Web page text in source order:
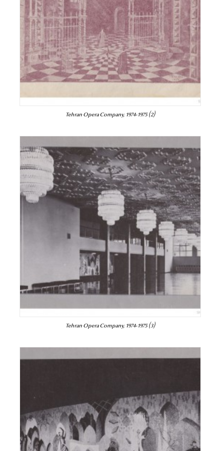
Tehran Opera Company, 1974-1975 (2)
Tehran Opera Company, 1974-1975 (3)